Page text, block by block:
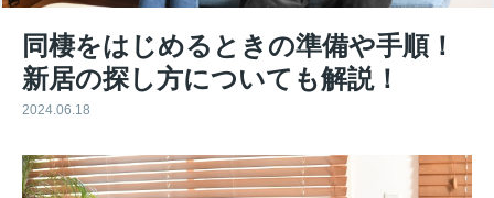
同棲をはじめるときの準備や手順！
新居の探し方についても解説！
2024.06.18